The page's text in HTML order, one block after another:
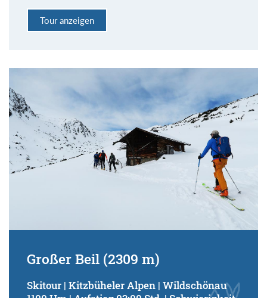
Tour anzeigen
Großer Beil (2309 m)
Skitour | Kitzbüheler Alpen | Wildschönau